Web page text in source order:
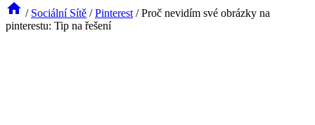
/ Sociální Sítě / Pinterest / Proč nevidím své obrázky na
pinterestu: Tip na řešení